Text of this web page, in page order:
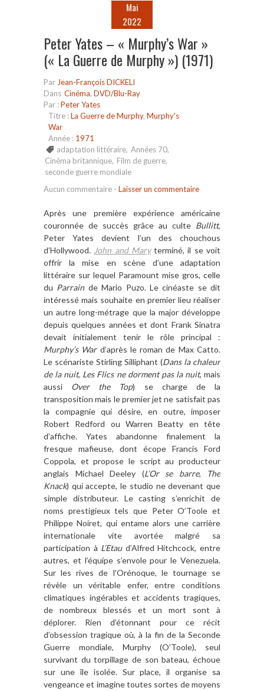
Mai
2022
Peter Yates – « Murphy’s War »
(« La Guerre de Murphy ») (1971)
Par Jean-François DICKELI
Dans Cinéma, DVD/Blu-Ray
Par :Peter Yates
Titre :La Guerre de Murphy, Murphy's
War
Année : 1971
adaptation littéraire, Années 70,
Cinéma britannique, Film de guerre,
seconde guerre mondiale
Aucun commentaire - Laisser un commentaire
Après une première expérience américaine
couronnée de succès grâce au culte Bullitt,
Peter Yates devient l’un des chouchous
d’Hollywood. John and Maryterminé, il se voit
offrir la mise en scène d’une adaptation
littéraire sur lequel Paramount mise gros, celle
du Parrainde Mario Puzo. Le cinéaste se dit
intéressé mais souhaite en premier lieu réaliser
un autre long-métrage que la major développe
depuis quelques années et dont Frank Sinatra
devait initialement tenir le rôle principal :
Murphy’s Ward’après le roman de Max Catto.
Le scénariste Stirling Silliphant (Dans la chaleur
de la nuit, Les Flics ne dorment pas la nuit, mais
aussi Over the Top) se charge de la
transposition mais le premier jet ne satisfait pas
la compagnie qui désire, en outre, imposer
Robert Redford ou Warren Beatty en tête
d’affiche. Yates abandonne finalement la
fresque mafieuse, dont écope Francis Ford
Coppola, et propose le script au producteur
anglais Michael Deeley (L’Or se barre,
The
Knack) qui accepte, le studio ne devenant que
simple distributeur. Le casting s’enrichit de
noms prestigieux tels que Peter O’Toole et
Philippe Noiret, qui entame alors une carrière
internationale vite avortée malgré sa
participation à L’Etaud’Alfred Hitchcock, entre
autres, et l’équipe s’envole pour le Venezuela.
Sur les rives de l’Orénoque, le tournage se
révèle un véritable enfer, entre conditions
climatiques ingérables et accidents tragiques,
de nombreux blessés et un mort sont à
déplorer. Rien d’étonnant pour ce récit
d’obsession tragique où, à la fin de la Seconde
Guerre mondiale, Murphy (O’Toole), seul
survivant du torpillage de son bateau, échoue
sur uneîle isolée. Sur place, il organise sa
vengeance et imagine toutes sortes de moyens